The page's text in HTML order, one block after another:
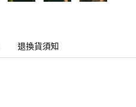
退換貨須知